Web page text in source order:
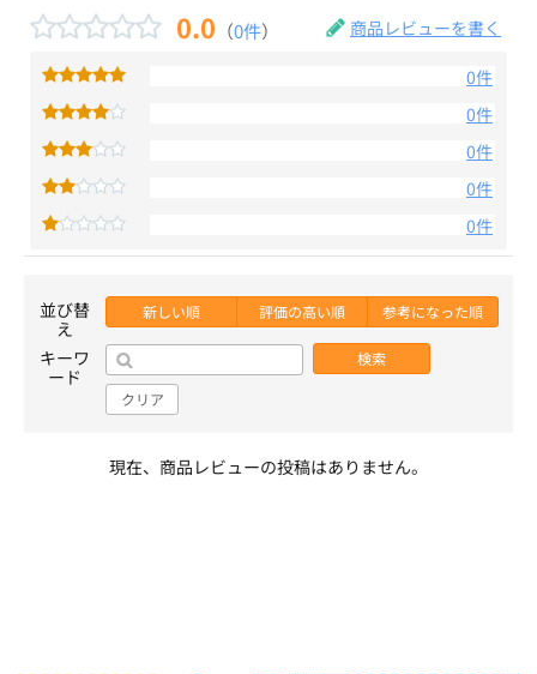
0.0 （0件） 商品レビューを書く
0件
0件
0件
0件
0件
並び替
え
新しい順 評価の高い順 参考になった順
キーワ
ード
検索
クリア
現在、商品レビューの投稿はありません。